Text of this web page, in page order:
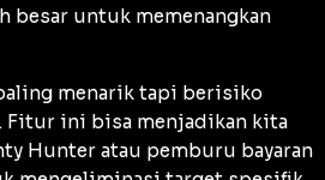
besar untuk memenangkan
menarik tapi berisiko
Fitur ini bisa menjadikan kita
Hunter atau pemburu bayaran